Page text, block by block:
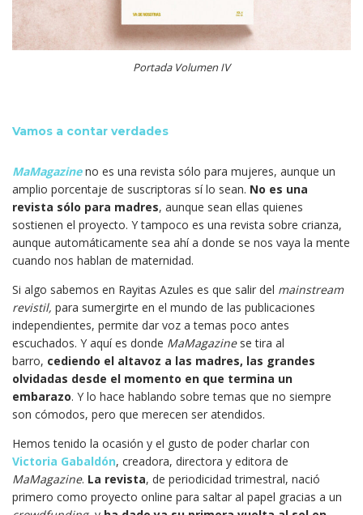
Portada Volumen IV
Vamos a contar verdades
MaMagazineno es una revista sólo para mujeres, aunque un
amplio porcentaje de suscriptoras sí lo sean. No es una
revista sólo para madres, aunque sean ellas quienes
sostienen el proyecto. Y tampoco es una revista sobre crianza,
aunque automáticamente sea ahí a donde se nos vaya la mente
cuando nos hablan de maternidad.
Si algo sabemos en Rayitas Azules es que salir del mainstream
revistil, para sumergirte en el mundo de las publicaciones
independientes, permite dar voz a temas poco antes
escuchados. Y aquí es donde MaMagazinese tira al
barro, cediendo el altavoz a las madres, las grandes
olvidadas desde el momento en que termina un
embarazo. Y lo hace hablando sobre temas que no siempre
son cómodos, pero que merecen ser atendidos.
Hemos tenido la ocasión y el gusto de poder charlar con
Victoria Gabaldón, creadora, directora y editora de
MaMagazine. La revista, de periodicidad trimestral, nació
primero como proyecto online para saltar al papel gracias a un